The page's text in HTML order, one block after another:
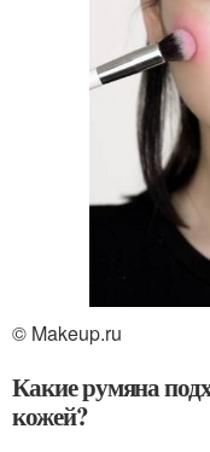
© Makeup.ru
Какие румяна
кожей?